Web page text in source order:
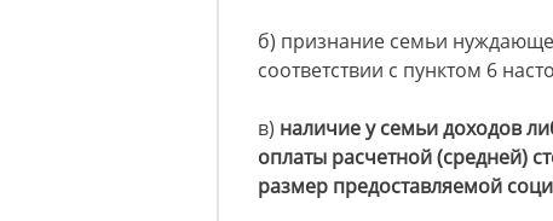
б) признание семьи
соответствии с пунктом 6
в) наличие у семьи доходов
оплаты расчетной (средней)
размер предоставляемой